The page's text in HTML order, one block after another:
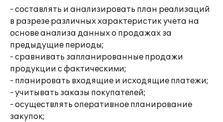
- составлять и анализировать план реализаций
в разрезе различных характеристик учета на
основе анализа данных о продажах за
предыдущие периоды;
- сравнивать запланированные продажи
продукции с фактическими;
- планировать входящие и исходящие платежи;
- учитывать заказы покупателей;
- осуществлять оперативное планирование
закупок;